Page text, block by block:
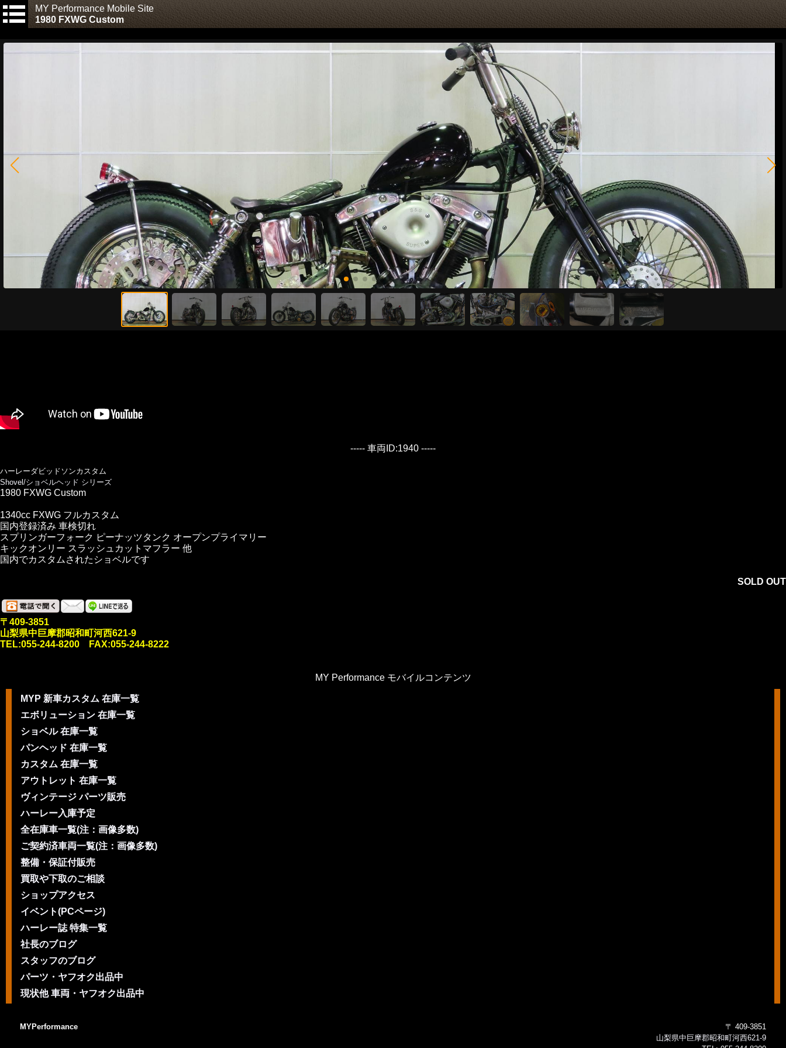
MY Performance Mobile Site
1980 FXWG Custom
----- 車両ID:1940 -----
ハーレーダビッドソンカスタム
Shovel/ショベルヘッド シリーズ
1980 FXWG Custom
1340cc FXWG フルカスタム
国内登録済み 車検切れ
スプリンガーフォーク ピーナッツタンク オープンプライマリー
キックオンリー スラッシュカットマフラー 他
国内でカスタムされたショベルです
SOLD OUT
〒409-3851
山梨県中巨摩郡昭和町河西621-9
TEL:055-244-8200 FAX:055-244-8222
MY Performance モバイルコンテンツ
MYP 新車カスタム 在庫一覧
エボリューション 在庫一覧
ショベル 在庫一覧
パンヘッド 在庫一覧
カスタム 在庫一覧
アウトレット 在庫一覧
ヴィンテージ パーツ販売
ハーレー入庫予定
全在庫車一覧(注：画像多数)
ご契約済車両一覧(注：画像多数)
整備・保証付販売
買取や下取のご相談
ショップアクセス
イベント(PCページ)
ハーレー誌 特集一覧
社長のブログ
スタッフのブログ
パーツ・ヤフオク出品中
現状他 車両・ヤフオク出品中
MYPerformance
〒 409-3851
山梨県中巨摩郡昭和町河西621-9